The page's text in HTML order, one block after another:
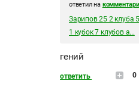
ответил на
Зарипов 25 2 клуба
1 кубок 7 клубов а...
гений
ответить 0